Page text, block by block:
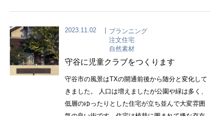
2023.11.02
プランニング
注文住宅
自然素材
守谷に児童クラブをつくります
守谷市の風景はTXの開通前後から随分と変化して
きました。 人口は増えましたが公園や緑は多く、
低層のゆったりとした住宅が立ち並んで大変雰囲